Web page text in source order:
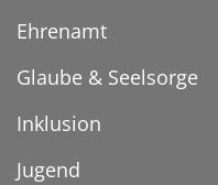
Ehrenamt
Glaube & Seelsorge
Inklusion
Jugend